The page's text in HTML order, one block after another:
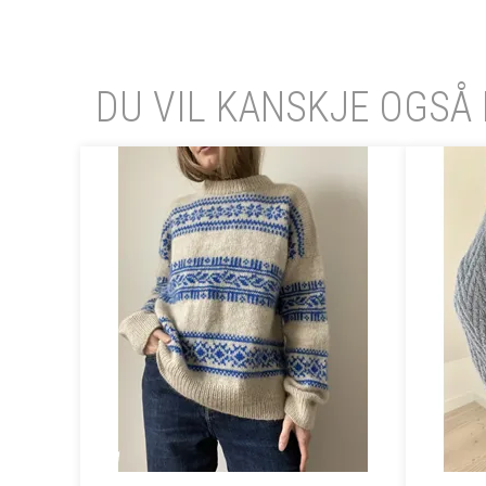
DU VIL KANSKJE OGSÅ